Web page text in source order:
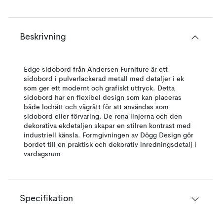
Beskrivning
Edge sidobord från Andersen Furniture är ett
sidobord i pulverlackerad metall med detaljer i ek
som ger ett modernt och grafiskt uttryck. Detta
sidobord har en flexibel design som kan placeras
både lodrätt och vågrätt för att användas som
sidobord eller förvaring. De rena linjerna och den
dekorativa ekdetaljen skapar en stilren kontrast med
industriell känsla. Formgivningen av Dögg Design gör
bordet till en praktisk och dekorativ inredningsdetalj i
vardagsrum
Specifikation